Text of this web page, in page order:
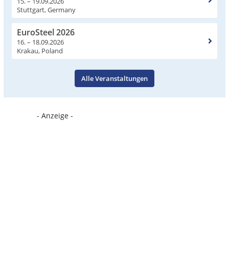
Stuttgart, Germany
EuroSteel 2026
16. – 18.09.2026
Krakau, Poland
Alle Veranstaltungen
- Anzeige -